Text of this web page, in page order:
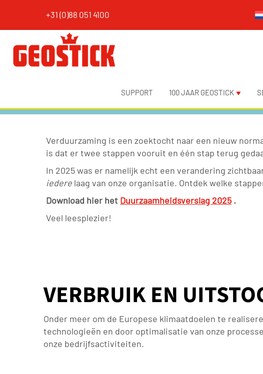
+31 (0)88 051 4100
SUPPORT 100 JAAR GEOSTICK
Verduurzaming is een zoektocht naar een nieuw
is dat er twee stappen vooruit en één stap terug
In 2025 was er namelijk echt een verandering
iedere laag van onze organisatie. Ontdek welke
Download hier het Duurzaamheidsverslag 2025 .
Veel leesplezier!
VERBRUIK EN
Onder meer om de Europese klimaatdoelen te
technologieën en door optimalisatie van onze
onze bedrijfsactiviteiten.